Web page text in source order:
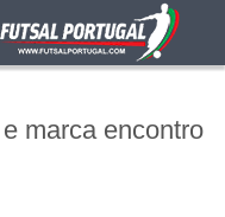
marca encontro